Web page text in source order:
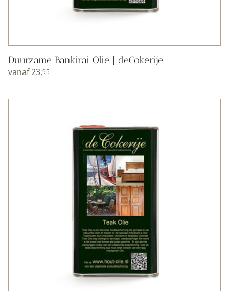
Duurzame Bankirai Olie | deCokerije
vanaf23,95